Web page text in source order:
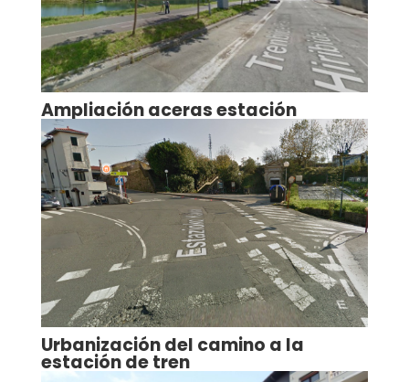
Ampliación aceras estación
Urbanización del camino a la
estación de tren